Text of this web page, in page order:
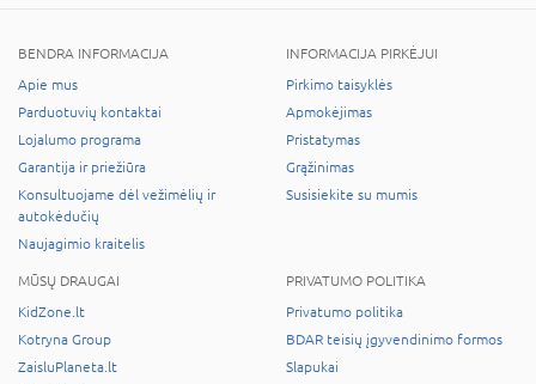
BENDRA INFORMACIJA
Apie mus
Parduotuvių kontaktai
Lojalumo programa
Garantija ir priežiūra
Konsultuojame dėl vežimėlių ir
autokėdučių
Naujagimio kraitelis
INFORMACIJA PIRKĖJUI
Pirkimo taisyklės
Apmokėjimas
Pristatymas
Grąžinimas
Susisiekite su mumis
MŪSŲ DRAUGAI
KidZone.lt
Kotryna Group
ZaisluPlaneta.lt
PRIVATUMO POLITIKA
Privatumo politika
BDAR teisių įgyvendinimo formos
Slapukai